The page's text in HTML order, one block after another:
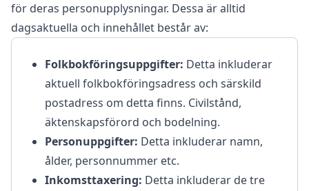
för deras personupplysningar. Dessa är alltid
dagsaktuella och innehållet består av:
Folkbokföringsuppgifter: Detta inkluderar
aktuell folkbokföringsadress och särskild
postadress om detta finns. Civilstånd,
äktenskapsförord och bodelning.
Personuppgifter: Detta inkluderar namn,
ålder, personnummer etc.
Inkomsttaxering: Detta inkluderar de tre